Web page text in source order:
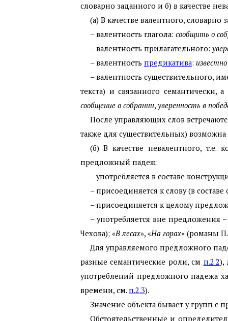
словарно заданного и б) в качестве
(а) В качестве валентного,
– валентность глагола: сообщить о
– валентность прилагательного:
– валентность предикатива:
– валентность существительного,
текста) и связанного семантически,
сообщение о собрании, уверенность в
После управляющих слов
также для существительных)
(б) В качестве невалентного, т.е.
предложный падеж:
– употребляется в составе
– присоединяется к слову (в
– присоединяется к целому
– употребляется вне предложения
Чехова); «В лесах», «На горах» (романы
Для управляемого предложного
разные семантические роли, см п.2.2),
употреблений предложного падежа
времени, см. п.2.3).
Значение объекта бывает у групп с
Обстоятельственные и